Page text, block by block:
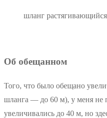
шланг растягивающийся
Об обещанном
Того, что было обещано
шланга — до 60 м), у меня не
увеличивались до 40 м, но